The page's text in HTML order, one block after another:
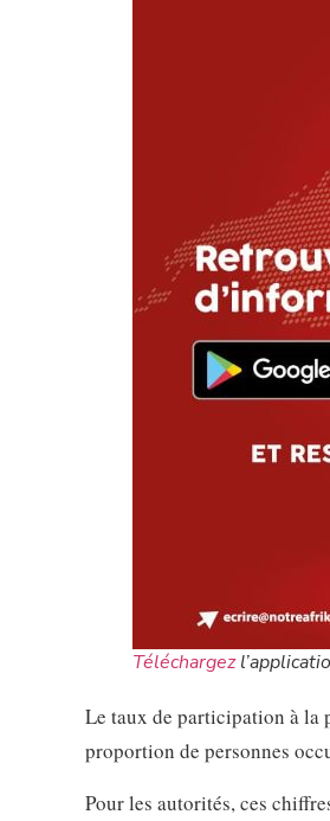
Téléchargez
Le taux de participation à la
proportion de personnes
Pour les autorités, ces